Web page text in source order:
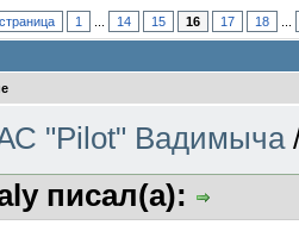
1 14 15 16 17 18
"Pilot" Вадимыча
писал(а):